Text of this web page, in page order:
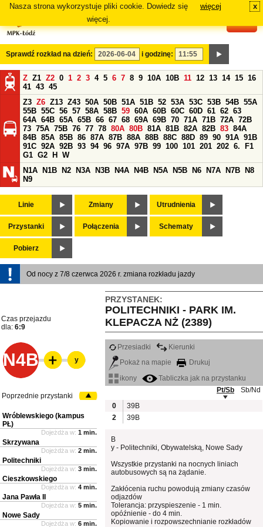
Nasza strona wykorzystuje pliki cookie. Dowiedz się
więcej.
więcej x
Sprawdź rozkład na dzień: i godzinę:
Z Z1 Z2 0 1 2 3 4 5 6 7 8 9 10A 10B 11 12 13 14 15 16
41 43 45
Z3 Z6 Z13 Z43 50A 50B 51A 51B 52 53A 53C 53B 54B 55A
55B 55C 56 57 58A 58B 59 60A 60B 60C 60D 61 62 63
64A 64B 65A 65B 66 67 68 69A 69B 70 71A 71B 72A 72B
73 75A 75B 76 77 78 80A 80B 81A 81B 82A 82B 83 84A
84B 85A 85B 86 87A 87B 88A 88B 88C 88D 89 90 91A 91B
91C 92A 92B 93 94 96 97A 97B 99 100 101 201 202 6.
F1
G1 G2 H
W
N1A
N1B N2 N3A N3B N4A N4B N5A N5B N6 N7A N7B
N8
N9
Linie Zmiany Utrudnienia
Przystanki Połączenia Schematy
Pobierz
Od nocy z 7/8 czerwca 2026 r. zmiana rozkładu jazdy
PRZYSTANEK:
POLITECHNIKI - PARK IM.
KLEPACZA NŻ (2389)
Czas przejazdu
dla: 6:9
N4B
Przesiadki
Kierunki
Pokaż na mapie
Drukuj
ikony
Tabliczka jak na przystanku
Pt/Sb
Sb/Nd
0
39B
2
39B
B
y - Politechniki, Obywatelską, Nowe Sady
Wszystkie przystanki na nocnych liniach
autobusowych są na żądanie.
Zakłócenia ruchu powodują zmiany czasów
odjazdów
Tolerancja: przyspieszenie - 1 min.
opóźnienie - do 4 min.
Kopiowanie i rozpowszechnianie rozkładów
y
Poprzednie przystanki
Wróblewskiego (kampus
PŁ)
Dojeżdża w: 1 min.
Skrzywana
Dojeżdża w: 2 min.
Politechniki
Dojeżdża w: 3 min.
Cieszkowskiego
Dojeżdża w: 4 min.
Jana Pawła II
Dojeżdża w: 5 min.
Nowe Sady
Dojeżdża w: 6 min.